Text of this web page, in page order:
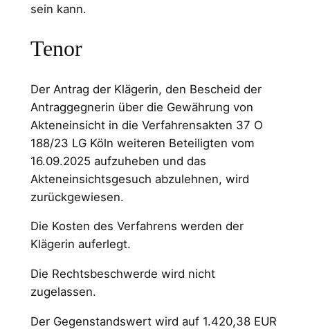
sein kann.
Tenor
Der Antrag der Klägerin, den Bescheid der
Antraggegnerin über die Gewährung von
Akteneinsicht in die Verfahrensakten 37 O
188/23 LG Köln weiteren Beteiligten vom
16.09.2025 aufzuheben und das
Akteneinsichtsgesuch abzulehnen, wird
zurückgewiesen.
Die Kosten des Verfahrens werden der
Klägerin auferlegt.
Die Rechtsbeschwerde wird nicht
zugelassen.
Der Gegenstandswert wird auf 1.420,38 EUR